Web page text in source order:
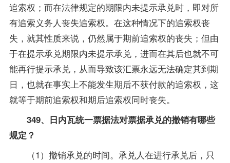
追索权；而在法律规定的期限内未提示承兑时，即对所
有追索义务人丧失追索权。在这种情况下的追索权丧
失，就其性质来说，仍然属于期前追索权的丧失；但由
于在提示承兑期限内未提示承兑，进而在其后也就不可
能再行提示承兑，从而导致该汇票永远无法确定其到期
日，也就在事实上不能发生期后不获付款的追索权，这
就等于期前追索权和期后追索权同时丧失。
349、日内瓦统一票据法对票据承兑的撤销有哪些
规定？
（1）撤销承兑的时间。承兑人在进行承兑后，只